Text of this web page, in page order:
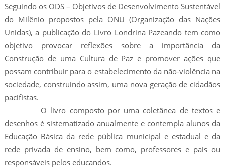
Seguindo os ODS – Objetivos de Desenvolvimento Sustentável
do Milênio propostos pela ONU (Organização das Nações
Unidas), a publicação do Livro Londrina Pazeando tem como
objetivo provocar reflexões sobre a importância da
Construção de uma Cultura de Paz e promover ações que
possam contribuir para o estabelecimento da não-violência na
sociedade, construindo assim, uma nova geração de cidadãos
pacifistas.
O livro composto por uma coletânea de textos e
desenhos é sistematizado anualmente e contempla alunos da
Educação Básica da rede pública municipal e estadual e da
rede privada de ensino, bem como, professores e pais ou
responsáveis pelos educandos.